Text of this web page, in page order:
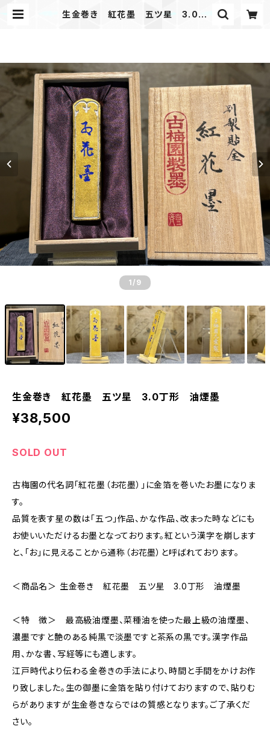
生金巻き 紅花墨 五ツ星 3.0丁
1 /9
生金巻き 紅花墨 五ツ星 3.0丁形 油煙墨
¥38,500
SOLD OUT
古梅園の代名詞「紅花墨（お花墨）」に金箔を巻いたお墨になりま
す。
品質を表す星の数は「五つ」作品、かな作品、改まった時などにも
お使いいただけるお墨となっております。紅という漢字を崩します
と、「お」に見えることから通称（お花墨）と呼ばれております。
＜商品名＞ 生金巻き 紅花墨 五ツ星 3.0丁形 油煙墨
＜特 徴＞ 最高級油煙墨、菜種油を使った最上級の油煙墨、
濃墨ですと艶のある純黒で淡墨ですと茶系の黒です。漢字作品
用、かな書、写経等にも適します。
江戸時代より伝わる金巻きの手法により、時間と手間をかけお作
り致しました。生の御墨に金箔を貼り付けておりますので、貼りむ
らがありますが生金巻きならではの質感となります。ご了承くだ
さい。